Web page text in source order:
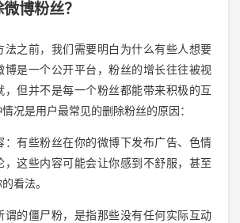
博粉丝？
法之前，我们需要明白为什么有些人想要
博是一个公开平台，粉丝的增长往往被视
，但并不是每一个粉丝都能带来积极的互
况是用户最常见的删除粉丝的原因：
：有些粉丝在你的微博下发布广告、色情
，这些内容可能会让你感到不舒服，甚至
看法。
谓的僵尸粉，是指那些没有任何实际互动